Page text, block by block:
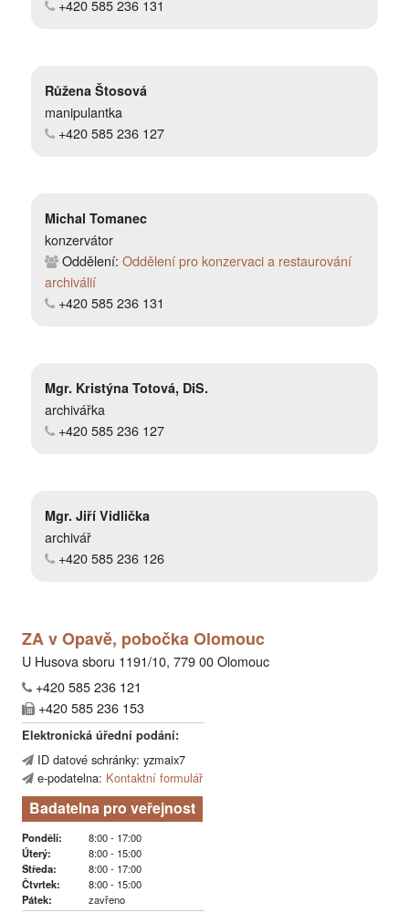
+420 585 236 131
Růžena Štosová
manipulantka
+420 585 236 127
Michal Tomanec
konzervátor
Oddělení: Oddělení pro konzervaci a restaurování
archiválií
+420 585 236 131
Mgr. Kristýna Totová, DiS.
archivářka
+420 585 236 127
Mgr. Jiří Vidlička
archivář
+420 585 236 126
ZA v Opavě, pobočka Olomouc
U Husova sboru 1191/10, 779 00 Olomouc
+420 585 236 121
+420 585 236 153
Elektronická úřední podání:
ID datové schránky: yzmaix7
e-podatelna: Kontaktní formulář
Badatelna pro veřejnost
Pondělí:
Úterý:
Středa:
Čtvrtek:
Pátek:
8:00 - 17:00
8:00 - 15:00
8:00 - 17:00
8:00 - 15:00
zavřeno